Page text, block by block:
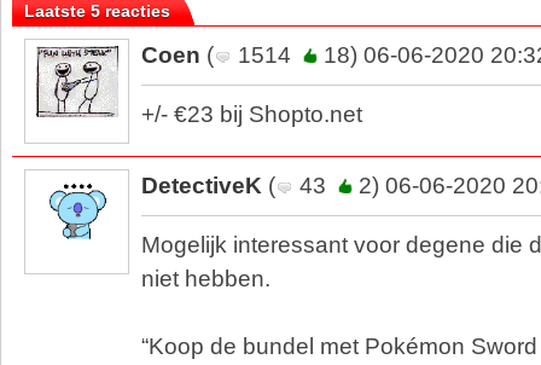
Laatste 5 reacties
Coen ( 1514 18) 06-06-2020
+/- €23 bij Shopto.net
DetectiveK ( 43 2) 06-06-2020
Mogelijk interessant voor degene die
niet hebben.
“Koop de bundel met Pokémon